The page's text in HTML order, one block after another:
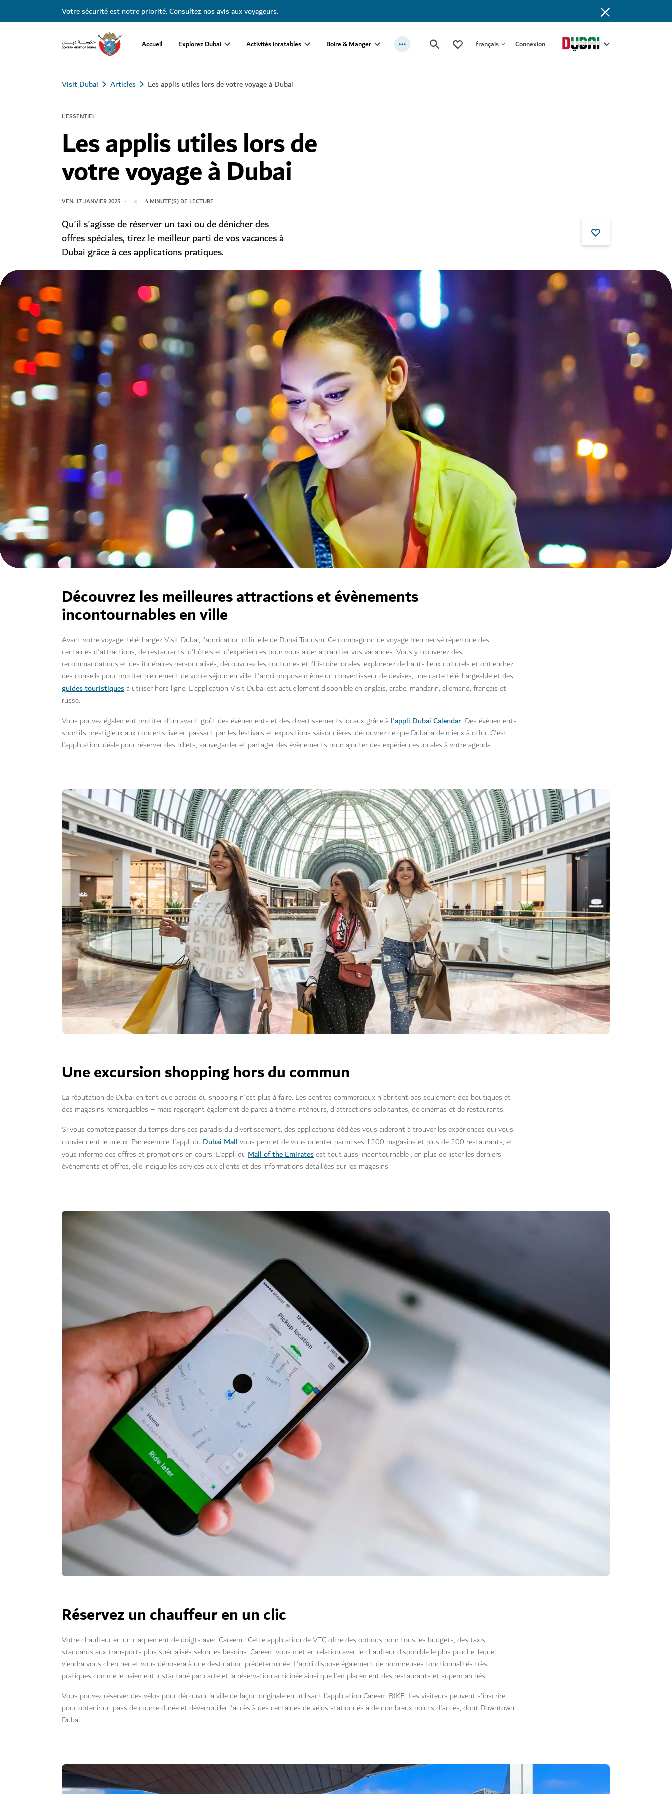
Votre sécurité est notre priorité.Consultez nos avis aux voyageurs.
Accueil Explorez Dubai Activités inratables Boire & Manger français Connexion
Visit Dubai Articles Les applis utiles lors de votre voyage à Dubai
L'ESSENTIEL
Les applis utiles lors de
votre voyage à Dubai
VEN. 17 JANVIER 2025 4 MINUTE(S) DE LECTURE
Qu'il s'agisse de réserver un taxi ou de dénicher des
offres spéciales, tirez le meilleur parti de vos vacances à
Dubai grâce à ces applications pratiques.
Découvrez les meilleures attractions et évènements
incontournables en ville
Avant votre voyage, téléchargez Visit Dubai, l'application officielle de Dubai Tourism. Ce compagnon de voyage bien pensé répertorie des
centaines d'attractions, de restaurants, d'hôtels et d'expériences pour vous aider à planifier vos vacances. Vous y trouverez des
recommandations et des itinéraires personnalisés, découvrirez les coutumes et l'histoire locales, explorerez de hauts lieux culturels et obtiendrez
des conseils pour profiter pleinement de votre séjour en ville. L'appli propose même un convertisseur de devises, une carte téléchargeable et des
guides touristiquesà utiliser hors ligne. L'application Visit Dubai est actuellement disponible en anglais, arabe, mandarin, allemand, français et
russe.
Vous pouvez également profiter d'un avant-goût des évènements et des divertissements locaux grâce à l'appli Dubai Calendar. Des évènements
sportifs prestigieux aux concerts live en passant par les festivals et expositions saisonnières, découvrez ce que Dubai a de mieux à offrir. C'est
l'application idéale pour réserver des billets, sauvegarder et partager des évènements pour ajouter des expériences locales à votre agenda.
Une excursion shopping hors du commun
La réputation de Dubai en tant que paradis du shopping n'est plus à faire. Les centres commerciaux n'abritent pas seulement des boutiques et
des magasins remarquables – mais regorgent également de parcs à thème intérieurs, d'attractions palpitantes, de cinémas et de restaurants.
Si vous comptez passer du temps dans ces paradis du divertissement, des applications dédiées vous aideront à trouver les expériences qui vous
conviennent le mieux. Par exemple, l'appli du Dubai Mallvous permet de vous orienter parmi ses 1200 magasins et plus de 200 restaurants, et
vous informe des offres et promotions en cours. L'appli du Mall of the Emiratesest tout aussi incontournable : en plus de lister les derniers
événements et offres, elle indique les services aux clients et des informations détaillées sur les magasins.
Réservez un chauffeur en un clic
Votre chauffeur en un claquement de doigts avec Careem ! Cette application de VTC offre des options pour tous les budgets, des taxis
standards aux transports plus spécialisés selon les besoins. Careem vous met en relation avec le chauffeur disponible le plus proche, lequel
viendra vous chercher et vous déposera à une destination prédéterminée. L'appli dispose également de nombreuses fonctionnalités très
pratiques comme le paiement instantané par carte et la réservation anticipée ainsi que l'emplacement des restaurants et supermarchés.
Vous pouvez réserver des vélos pour découvrir la ville de façon originale en utilisant l'application Careem BIKE. Les visiteurs peuvent s'inscrire
pour obtenir un pass de courte durée et déverrouiller l'accès à des centaines de vélos stationnés à de nombreux points d'accès, dont Downtown
Dubai.